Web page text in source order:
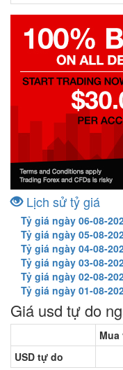
Lịch sử tỷ giá
Tỷ giá ngày 06-08-
Tỷ giá ngày 05-08-
Tỷ giá ngày 04-08-
Tỷ giá ngày 03-08-
Tỷ giá ngày 02-08-
Tỷ giá ngày 01-08-
Giá usd tự do
Mua
USD tự do